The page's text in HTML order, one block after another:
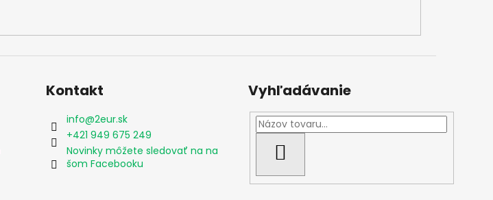
Kontakt
info@2eur.sk
+421 949 675 249
Novinky môžete sledovať na na
šom Facebooku
Vyhľadávanie